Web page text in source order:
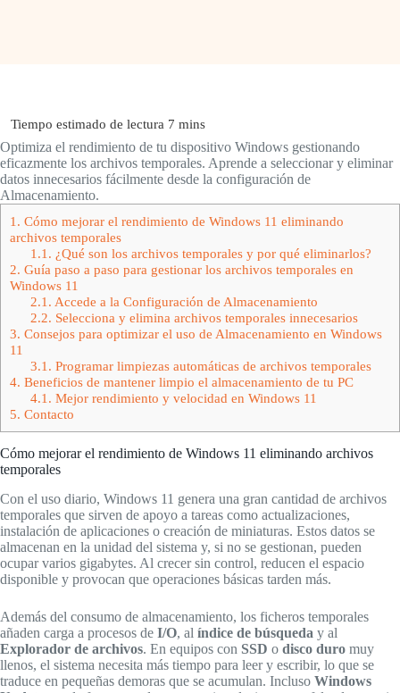
Optimiza el rendimiento de tu dispositivo Windows gestionando
eficazmente los archivos temporales. Aprende a seleccionar y eliminar
datos innecesarios fácilmente desde la configuración de
Almacenamiento.
1. Cómo mejorar el rendimiento de Windows 11 eliminando
archivos temporales
1.1. ¿Qué son los archivos temporales y por qué eliminarlos?
2. Guía paso a paso para gestionar los archivos temporales en
Windows 11
2.1. Accede a la Configuración de Almacenamiento
2.2. Selecciona y elimina archivos temporales innecesarios
3. Consejos para optimizar el uso de Almacenamiento en Windows
11
3.1. Programar limpiezas automáticas de archivos temporales
4. Beneficios de mantener limpio el almacenamiento de tu PC
4.1. Mejor rendimiento y velocidad en Windows 11
5. Contacto
Cómo mejorar el rendimiento de Windows 11 eliminando archivos
temporales
Con el uso diario, Windows 11 genera una gran cantidad de archivos
temporales que sirven de apoyo a tareas como actualizaciones,
instalación de aplicaciones o creación de miniaturas. Estos datos se
almacenan en la unidad del sistema y, si no se gestionan, pueden
ocupar varios gigabytes. Al crecer sin control, reducen el espacio
disponible y provocan que operaciones básicas tarden más.
Además del consumo de almacenamiento, los ficheros temporales
añaden carga a procesos de I/O, al índice de búsqueda y al
Explorador de archivos. En equipos con SSD o disco duro muy
llenos, el sistema necesita más tiempo para leer y escribir, lo que se
traduce en pequeñas demoras que se acumulan. Incluso Windows